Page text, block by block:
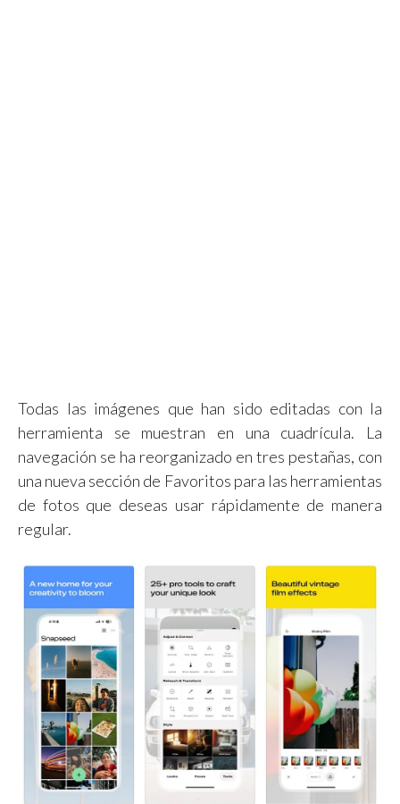
Todas las imágenes que han sido editadas con la
herramienta se muestran en una cuadrícula. La
navegación se ha reorganizado en tres pestañas, con
una nueva sección de Favoritos para las herramientas
de fotos que deseas usar rápidamente de manera
regular.